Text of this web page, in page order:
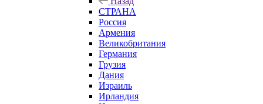
СТРАНА
Россия
Армения
Великобритания
Германия
Грузия
Дания
Израиль
Ирландия